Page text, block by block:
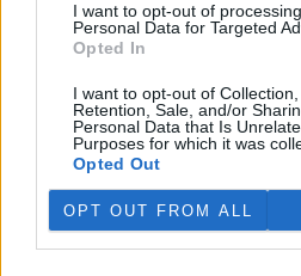
I want to opt-out of
Personal Data for Targeted
Opted In
I want to opt-out of Collection,
Retention, Sale, and/or
Personal Data that Is
Purposes for which it was
Opted Out
OPT OUT FROM ALL
Carrefour prodává
6.12.2000 15:31 | PRAHA (EkoList)
Státní úřad pro jadernou bezpečnost
informacíMezinárodní agentury pro
před nákupem hodinek značky
Carrefour. Francouzský úřad
zářením(OPRI) totiž zjistil, že řemínky
kontaminovány radioaktivním
francouzské zákazníky k tomu, aby
Carrefour. Hodinky Trophy se